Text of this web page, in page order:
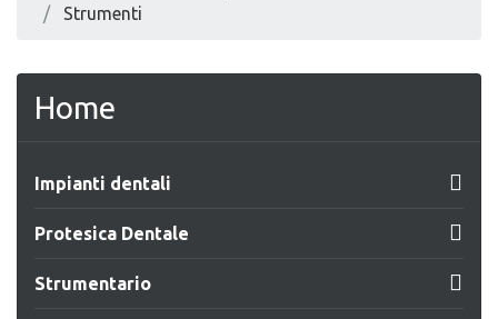
Strumenti
Home
Impianti dentali 
Protesica Dentale 
Strumentario 